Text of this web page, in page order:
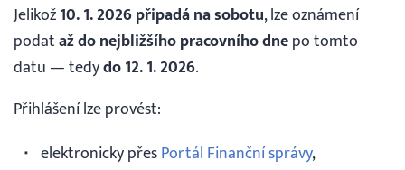
Jelikož10. 1. 2026 připadá na sobotu, lze oznámení
podataž do nejbližšího pracovního dnepo tomto
datu — tedydo 12. 1. 2026.
Přihlášení lze provést:
elektronicky přesPortál Finanční správy,